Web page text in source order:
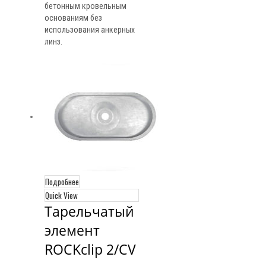
бетонным кровельным
основаниям без
использования анкерных
линз.
Подробнее
Quick View
Тарельчатый
элемент
ROCKclip 2/CV